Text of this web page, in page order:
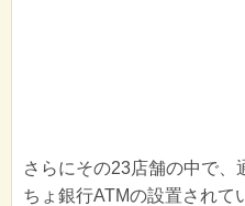
さらにその23店舗の中で、
ちょ銀行ATMの設置されて